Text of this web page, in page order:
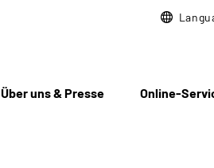
Über uns & Presse Online-